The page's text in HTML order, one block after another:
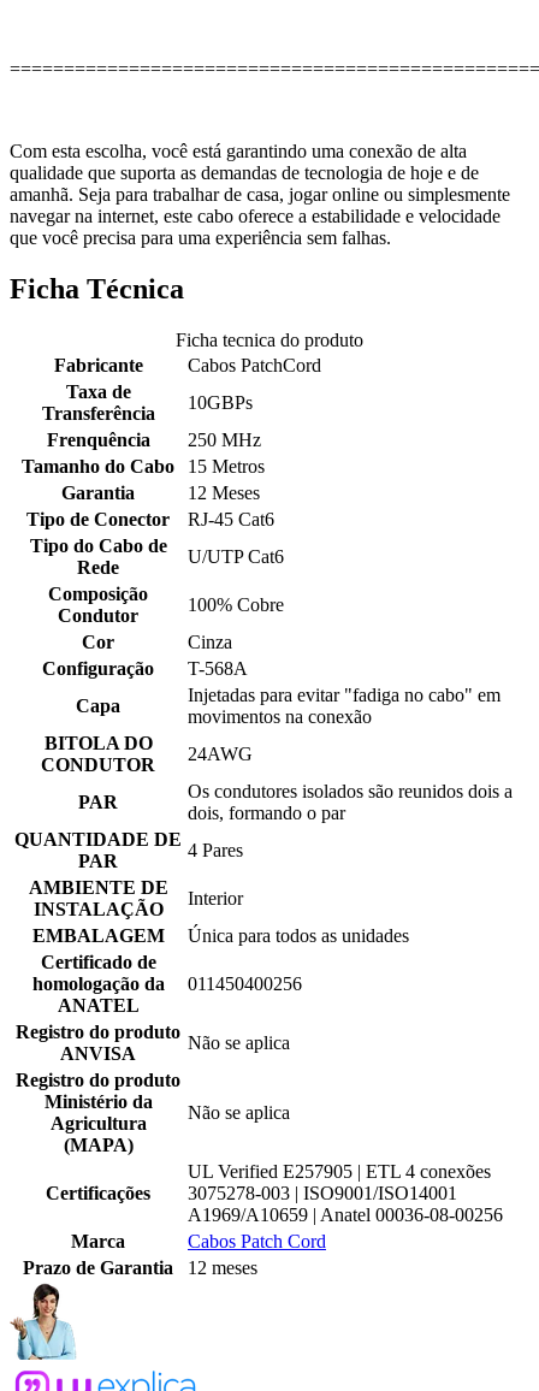
Com esta escolha, você está garantindo uma conexão de alta
qualidade que suporta as demandas de tecnologia de hoje e de
amanhã. Seja para trabalhar de casa, jogar online ou simplesmente
navegar na internet, este cabo oferece a estabilidade e velocidade
que você precisa para uma experiência sem falhas.
Ficha Técnica
Ficha tecnica do produto
Fabricante
Cabos PatchCord
Taxa de
Transferência
10GBPs
Frenquência
250 MHz
Tamanho do Cabo
15 Metros
Garantia
12 Meses
Tipo de Conector
RJ-45 Cat6
Tipo do Cabo de
Rede
U/UTP Cat6
Composição
Condutor
100% Cobre
Cor
Cinza
Configuração
T-568A
Capa
Injetadas para evitar "fadiga no cabo" em
movimentos na conexão
BITOLA DO
CONDUTOR
24AWG
PAR
Os condutores isolados são reunidos dois a
dois, formando o par
QUANTIDADE DE
PAR
4 Pares
AMBIENTE DE
INSTALAÇÃO
Interior
EMBALAGEM
Única para todos as unidades
Certificado de
homologação da
ANATEL
011450400256
Registro do produto
ANVISA
Não se aplica
Registro do produto
Ministério da
Agricultura
(MAPA)
Não se aplica
Certificações
UL Verified E257905 | ETL 4 conexões
3075278-003 | ISO9001/ISO14001
A1969/A10659 | Anatel 00036-08-00256
Marca
Cabos Patch Cord
Prazo de Garantia
12 meses